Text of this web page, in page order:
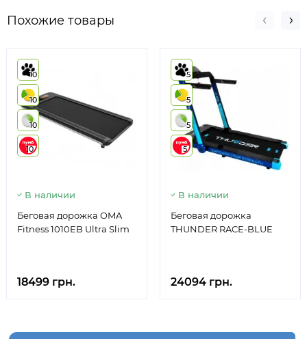
Похожие товары
10
10
10
10
В наличии
Беговая дорожка OMA
Fitness 1010EB Ultra Slim
18499 грн.
5
5
5
5
В наличии
Беговая дорожка
THUNDER RACE-BLUE
24094 грн.